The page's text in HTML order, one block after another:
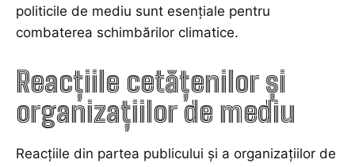
politicile de mediu sunt esențiale pentru
combaterea schimbărilor climatice.
Reacțiile cetățenilor și
organizațiilor de mediu
Reacțiile din partea publicului și a organizațiilor de